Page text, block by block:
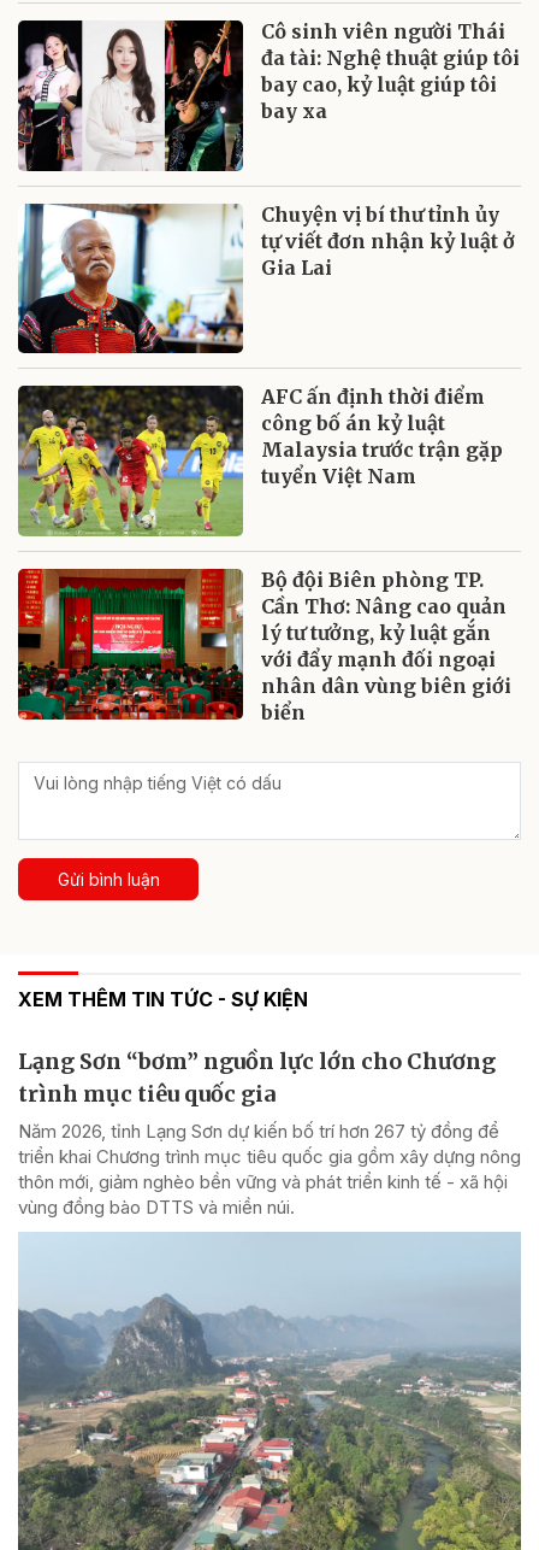
Cô sinh viên người Thái
đa tài: Nghệ thuật giúp tôi
bay cao, kỷ luật giúp tôi
bay xa
Chuyện vị bí thư tỉnh ủy
tự viết đơn nhận kỷ luật ở
Gia Lai
AFC ấn định thời điểm
công bố án kỷ luật
Malaysia trước trận gặp
tuyển Việt Nam
Bộ đội Biên phòng TP.
Cần Thơ: Nâng cao quản
lý tư tưởng, kỷ luật gắn
với đẩy mạnh đối ngoại
nhân dân vùng biên giới
biển
Gửi bình luận
XEM THÊM TIN TỨC - SỰ KIỆN
Lạng Sơn “bơm” nguồn lực lớn cho Chương
trình mục tiêu quốc gia
Năm 2026, tỉnh Lạng Sơn dự kiến bố trí hơn 267 tỷ đồng để
triển khai Chương trình mục tiêu quốc gia gồm xây dựng nông
thôn mới, giảm nghèo bền vững và phát triển kinh tế - xã hội
vùng đồng bào DTTS và miền núi.